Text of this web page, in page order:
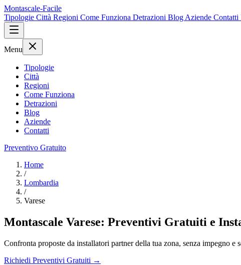
Montascale-Facile
Tipologie Città Regioni Come Funziona Detrazioni Blog Aziende Contatti
Menu
Tipologie
Città
Regioni
Come Funziona
Detrazioni
Blog
Aziende
Contatti
Preventivo Gratuito
Home
/
Lombardia
/
Varese
Montascale Varese: Preventivi Gratuiti e
Confronta proposte da installatori partner della tua zona, senza impegno e
Richiedi Preventivi Gratuiti →